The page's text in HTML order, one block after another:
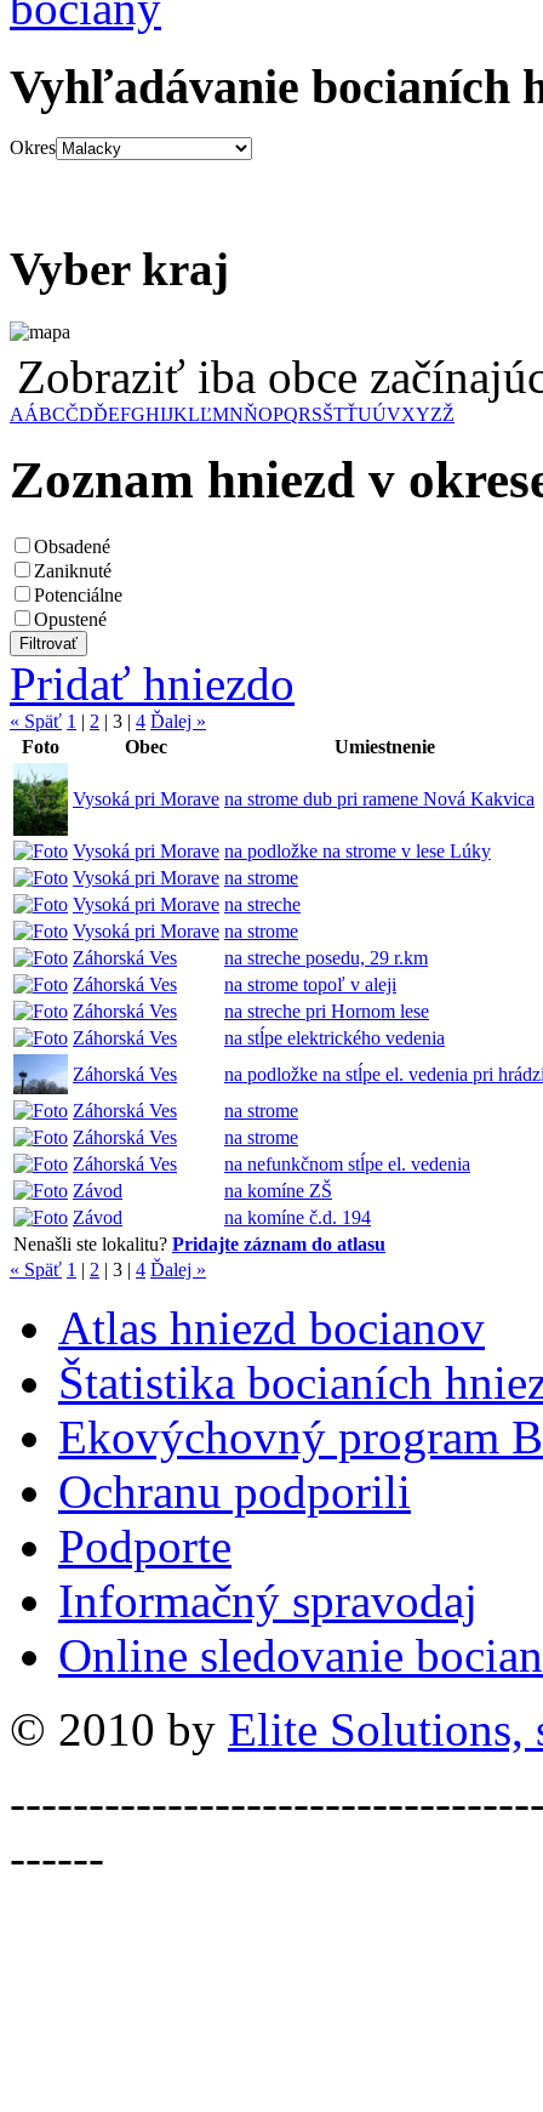
Vyhľadávanie bocianích
Okres
Vyber kraj
Zobraziť iba obce
AÁBCČDĎEFGHIJKLĽMNŇOPQRSŠTŤUÚVXYZŽ
Zoznam hniezd v
Obsadené
Zaniknuté
Potenciálne
Opustené
Pridať hniezdo
« Späť 1 | 2 | 3 | 4 Ďalej »
Foto
Obec Umiestnenie
Vysoká pri Morave na strome dub pri ramene Nová Kakvica
Vysoká pri Morave na podložke na strome v lese Lúky
Vysoká pri Morave na strome
Vysoká pri Morave na streche
Vysoká pri Morave na strome
Záhorská Ves
na streche posedu, 29 r.km
Záhorská Ves
na strome topoľ v aleji
Záhorská Ves
na streche pri Hornom lese
Záhorská Ves
na stĺpe elektrického vedenia
Záhorská Ves
na podložke na stĺpe el. vedenia pri
Záhorská Ves
na strome
Záhorská Ves
na strome
Záhorská Ves
na nefunkčnom stĺpe el. vedenia
Závod
na komíne ZŠ
Závod
na komíne č.d. 194
Nenašli ste lokalitu? Pridajte záznam do atlasu
« Späť 1 | 2 | 3 | 4 Ďalej »
Atlas hniezd bocianov
Štatistika bocianích
Ekovýchovný program
Ochranu podporili
Podporte
Informačný spravodaj
Online sledovanie
© 2010 by Elite Solutions,
------